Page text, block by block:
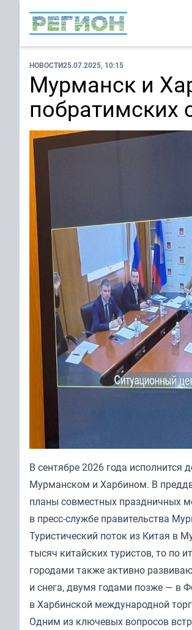
НОВОСТИ25.07.2025, 10:15
Мурманск и
побратимских
В сентябре 2026 года
Мурманском и Харбином. В
планы совместных праздничных
в пресс-службе правительства
Туристический поток из Китая в
тысяч китайских туристов, то по
городами также активно
и снега, двумя годами позже — в
в Харбинской международной
Одним из ключевых вопросов